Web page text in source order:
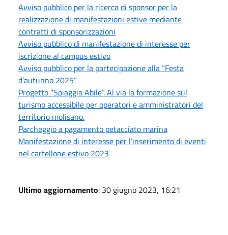
Avviso pubblico per la ricerca di sponsor per la
realizzazione di manifestazioni estive mediante
contratti di sponsorizzazioni
Avviso pubblico di manifestazione di interesse per
iscrizione al campus estivo
Avviso pubblico per la partecipazione alla “Festa
d’autunno 2025”
Progetto “Spiaggia Abile”. Al via la formazione sul
turismo accessibile per operatori e amministratori del
territorio molisano.
Parcheggio a pagamento petacciato marina
Manifestazione di interesse per l’inserimento di eventi
nel cartellone estivo 2023
Ultimo aggiornamento: 30 giugno 2023, 16:21